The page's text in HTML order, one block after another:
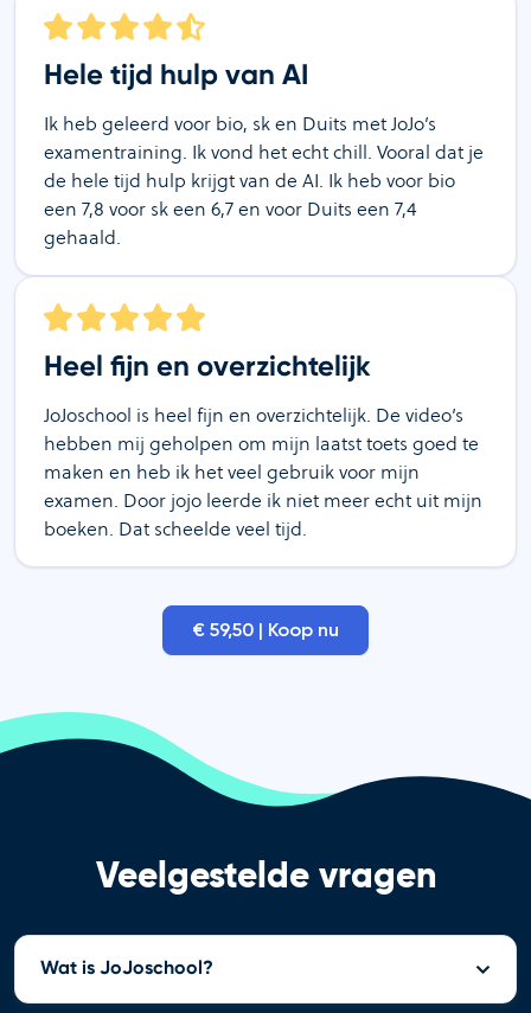
Hele tijd hulp van AI
Ik heb geleerd voor bio, sk en Duits met JoJo’s
examentraining. Ik vond het echt chill. Vooral dat je
de hele tijd hulp krijgt van de AI. Ik heb voor bio
een 7,8 voor sk een 6,7 en voor Duits een 7,4
gehaald.
Heel fijn en overzichtelijk
JoJoschool is heel fijn en overzichtelijk. De video’s
hebben mij geholpen om mijn laatst toets goed te
maken en heb ik het veel gebruik voor mijn
examen. Door jojo leerde ik niet meer echt uit mijn
boeken. Dat scheelde veel tijd.
€ 59,50 | Koop nu
Veelgestelde vragen
Wat is JoJoschool?